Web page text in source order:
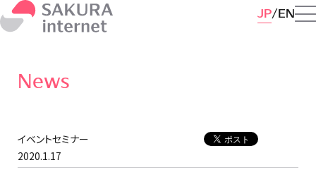
JP EN
News
イベントセミナー
2020.1.17